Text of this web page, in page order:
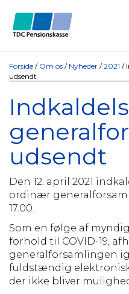
Forside / Om os / Nyheder /2021 /
udsendt
udsendt
Den 12. april 2021
ordinær
17.00.
Som en følge af
forhold til COVID-19,
generalforsamlingen
fuldstændig
der ikke bliver